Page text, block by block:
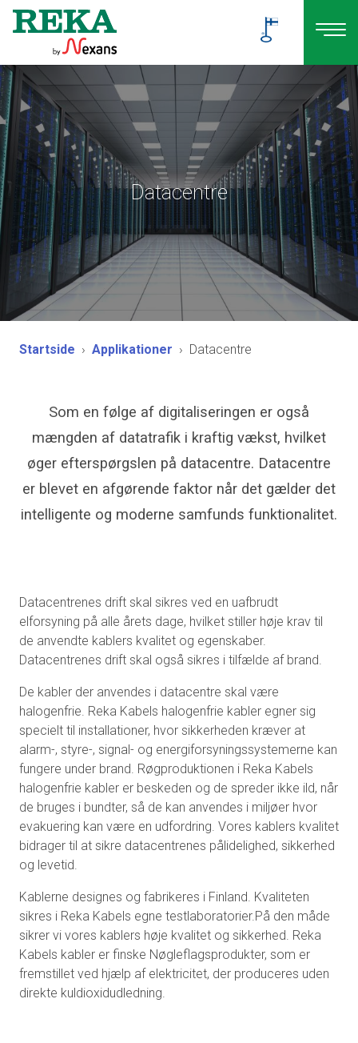
Datacentre
Startside Applikationer Datacentre
Som en følge af digitaliseringen er også
mængden af datatrafik i kraftig vækst, hvilket
øger efterspørgslen på datacentre. Datacentre
er blevet en afgørende faktor når det gælder det
intelligente og moderne samfunds funktionalitet.
Datacentrenes drift skal sikres ved en uafbrudt
elforsyning på alle årets dage, hvilket stiller høje krav til
de anvendte kablers kvalitet og egenskaber.
Datacentrenes drift skal også sikres i tilfælde af brand.
De kabler der anvendes i datacentre skal være
halogenfrie. Reka Kabels halogenfrie kabler egner sig
specielt til installationer, hvor sikkerheden kræver at
alarm-, styre-, signal- og energiforsyningssystemerne kan
fungere under brand. Røgproduktionen i Reka Kabels
halogenfrie kabler er beskeden og de spreder ikke ild, når
de bruges i bundter, så de kan anvendes i miljøer hvor
evakuering kan være en udfordring. Vores kablers kvalitet
bidrager til at sikre datacentrenes pålidelighed, sikkerhed
og levetid.
Kablerne designes og fabrikeres i Finland. Kvaliteten
sikres i Reka Kabels egne testlaboratorier.På den måde
sikrer vi vores kablers høje kvalitet og sikkerhed. Reka
Kabels kabler er finske Nøgleflagsprodukter, som er
fremstillet ved hjælp af elektricitet, der produceres uden
direkte kuldioxidudledning.